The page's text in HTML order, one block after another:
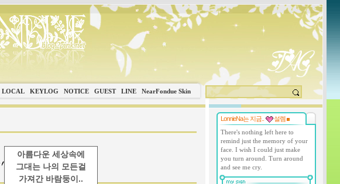
아름다운 세상속에
그대는 나의 모든걸
가져간 바람둥이..
LOCAL KEYLOG NOTICE GUEST LINE NearFondue Skin
LonnieNa는 지금..
설렘
There's nothing left here to
remind just the memory of your
face. I wish I could just make
you turn around. Turn around
and see me cry.